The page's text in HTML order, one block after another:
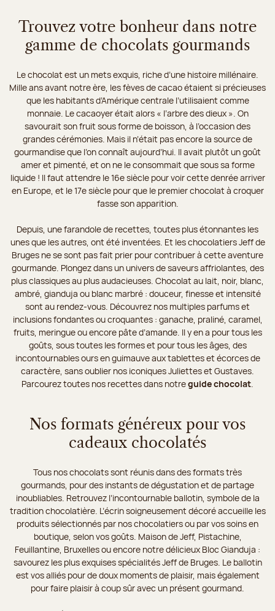
Trouvez votre bonheur dans notre
gamme de chocolats gourmands
Le chocolat est un mets exquis, riche d’une histoire millénaire.
Mille ans avant notre ère, les fèves de cacao étaient si précieuses
que les habitants d’Amérique centrale l’utilisaient comme
monnaie. Le cacaoyer était alors « l’arbre des dieux ». On
savourait son fruit sous forme de boisson, à l’occasion des
grandes cérémonies. Mais il n’était pas encore la source de
gourmandise que l’on connaît aujourd’hui. Il avait plutôt un goût
amer et pimenté, et on ne le consommait que sous sa forme
liquide ! Il faut attendre le 16e siècle pour voir cette denrée arriver
en Europe, et le 17e siècle pour que le premier chocolat à croquer
fasse son apparition.
Depuis, une farandole de recettes, toutes plus étonnantes les
unes que les autres, ont été inventées. Et les chocolatiers Jeff de
Bruges ne se sont pas fait prier pour contribuer à cette aventure
gourmande. Plongez dans un univers de saveurs affriolantes, des
plus classiques au plus audacieuses. Chocolat au lait, noir, blanc,
ambré, gianduja ou blanc marbré : douceur, finesse et intensité
sont au rendez-vous. Découvrez nos multiples parfums et
inclusions fondantes ou croquantes : ganache, praliné, caramel,
fruits, meringue ou encore pâte d’amande. Il y en a pour tous les
goûts, sous toutes les formes et pour tous les âges, des
incontournables ours en guimauve aux tablettes et écorces de
caractère, sans oublier nos iconiques Juliettes et Gustaves.
Parcourez toutes nos recettes dans notreguide chocolat.
Nos formats généreux pour vos
cadeaux chocolatés
Tous nos chocolats sont réunis dans des formats très
gourmands, pour des instants de dégustation et de partage
inoubliables. Retrouvez l’incontournable ballotin, symbole de la
tradition chocolatière. L’écrin soigneusement décoré accueille les
produits sélectionnés par nos chocolatiers ou par vos soins en
boutique, selon vos goûts. Maison de Jeff, Pistachine,
Feuillantine, Bruxelles ou encore notre délicieux Bloc Gianduja :
savourez les plus exquises spécialités Jeff de Bruges. Le ballotin
est vos alliés pour de doux moments de plaisir, mais également
pour faire plaisir à coup sûr avec un présent gourmand.